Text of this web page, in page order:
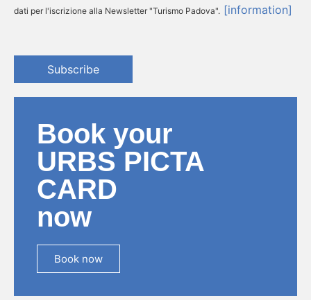
dati per l'iscrizione alla Newsletter "Turismo Padova". [information]
Subscribe
Book your
URBS PICTA
CARD
now
Book now